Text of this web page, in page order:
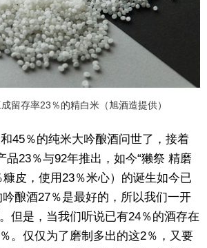
留存率23％的精白米（旭酒造提供）
45％的纯米大吟酿酒问世了，接着
品23％与92年推出，如今“獭祭 精磨
糠皮，使用23％米心）的诞生如今已
吟酿酒27％是最好的，所以我们一开
但是，当我们听说已有24％的酒存在
。仅仅为了磨制多出的这2％，又要